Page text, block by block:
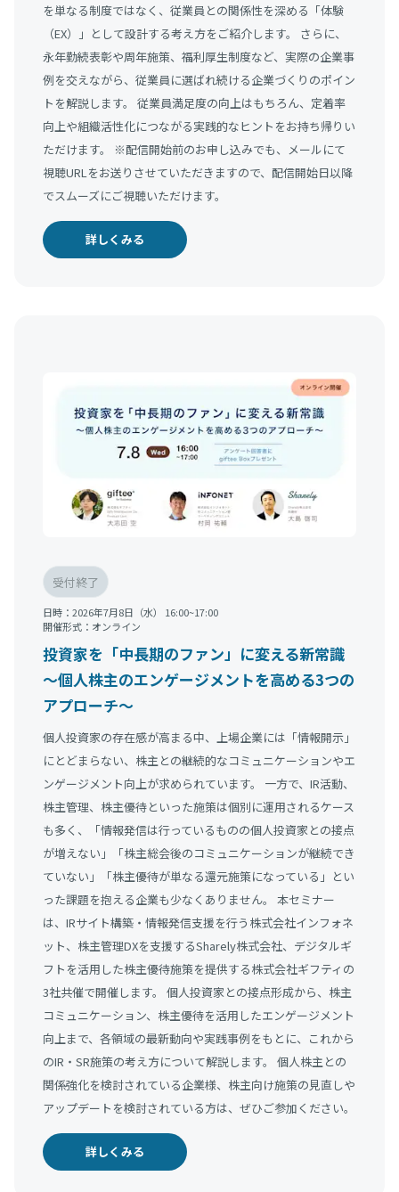
を単なる制度ではなく、従業員との関係性を深める「体験
（EX）」として設計する考え方をご紹介します。 さらに、
永年勤続表彰や周年施策、福利厚生制度など、実際の企業事
例を交えながら、従業員に選ばれ続ける企業づくりのポイン
トを解説します。 従業員満足度の向上はもちろん、定着率
向上や組織活性化につながる実践的なヒントをお持ち帰りい
ただけます。 ※配信開始前のお申し込みでも、メールにて
視聴URLをお送りさせていただきますので、配信開始日以降
でスムーズにご視聴いただけます。
詳しくみる
受付終了
日時： 2026年7月8日（水） 16:00~17:00
開催形式： オンライン
投資家を「中長期のファン」に変える新常識
～個人株主のエンゲージメントを高める3つの
アプローチ～
個人投資家の存在感が高まる中、上場企業には「情報開示」
にとどまらない、株主との継続的なコミュニケーションやエ
ンゲージメント向上が求められています。 一方で、IR活動、
株主管理、株主優待といった施策は個別に運用されるケース
も多く、「情報発信は行っているものの個人投資家との接点
が増えない」「株主総会後のコミュニケーションが継続でき
ていない」「株主優待が単なる還元施策になっている」とい
った課題を抱える企業も少なくありません。 本セミナー
は、IRサイト構築・情報発信支援を行う株式会社インフォネ
ット、株主管理DXを支援するSharely株式会社、デジタルギ
フトを活用した株主優待施策を提供する株式会社ギフティの
3社共催で開催します。 個人投資家との接点形成から、株主
コミュニケーション、株主優待を活用したエンゲージメント
向上まで、各領域の最新動向や実践事例をもとに、これから
のIR・SR施策の考え方について解説します。 個人株主との
関係強化を検討されている企業様、株主向け施策の見直しや
アップデートを検討されている方は、ぜひご参加ください。
詳しくみる